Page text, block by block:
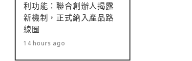
利功能：聯合創辦人揭露
新機制，正式納入產品路
線圖
14 hours ago